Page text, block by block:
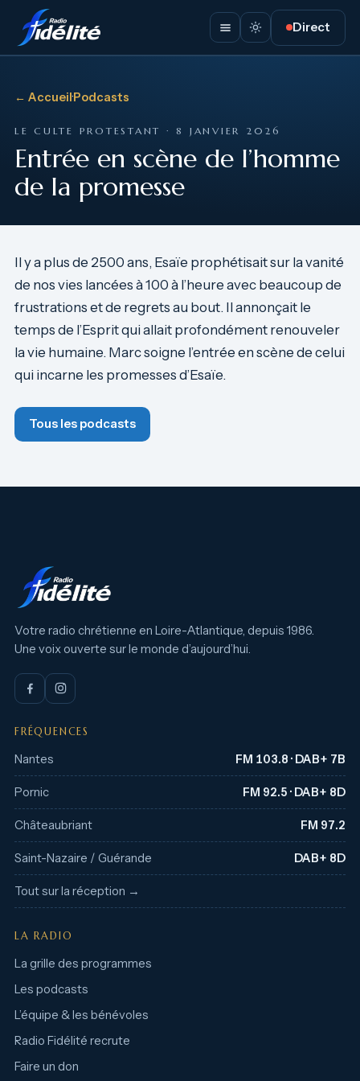
Direct
← Accueil·Podcasts
LE CULTE PROTESTANT · 8 JANVIER 2026
Entrée en scène de l’homme
de la promesse
Il y a plus de 2500 ans, Esaïe prophétisait sur la vanité
de nos vies lancées à 100 à l’heure avec beaucoup de
frustrations et de regrets au bout. Il annonçait le
temps de l’Esprit qui allait profondément renouveler
la vie humaine. Marc soigne l’entrée en scène de celui
qui incarne les promesses d’Esaïe.
Tous les podcasts
Votre radio chrétienne en Loire-Atlantique, depuis 1986.
Une voix ouverte sur le monde d’aujourd’hui.
FRÉQUENCES
Nantes FM 103.8 · DAB+ 7B
Pornic FM 92.5 · DAB+ 8D
Châteaubriant FM 97.2
Saint-Nazaire / Guérande DAB+ 8D
Tout sur la réception →
LA RADIO
La grille des programmes
Les podcasts
L’équipe & les bénévoles
Radio Fidélité recrute
Faire un don